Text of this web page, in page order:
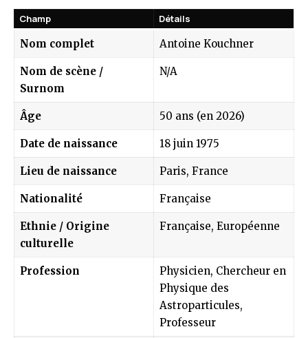
Champ Détails
Nom complet Antoine Kouchner
Nom de scène /
Surnom
N/A
Âge 50 ans (en 2026)
Date de naissance 18 juin 1975
Lieu de naissance Paris, France
Nationalité Française
Ethnie / Origine
culturelle
Française, Européenne
Profession
Physicien, Chercheur en
Physique des
Astroparticules,
Professeur